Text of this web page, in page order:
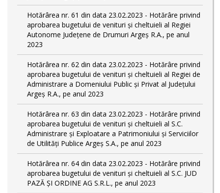
Hotărârea nr. 61 din data 23.02.2023 - Hotărâre privind
aprobarea bugetului de venituri și cheltuieli al Regiei
Autonome Județene de Drumuri Argeș R.A., pe anul
2023
Hotărârea nr. 62 din data 23.02.2023 - Hotărâre privind
aprobarea bugetului de venituri și cheltuieli al Regiei de
Administrare a Domeniului Public și Privat al Județului
Argeș R.A., pe anul 2023
Hotărârea nr. 63 din data 23.02.2023 - Hotărâre privind
aprobarea bugetului de venituri și cheltuieli al S.C.
Administrare și Exploatare a Patrimoniului și Serviciilor
de Utilități Publice Argeș S.A., pe anul 2023
Hotărârea nr. 64 din data 23.02.2023 - Hotărâre privind
aprobarea bugetului de venituri și cheltuieli al S.C. JUD
PAZĂ ȘI ORDINE AG S.R.L., pe anul 2023